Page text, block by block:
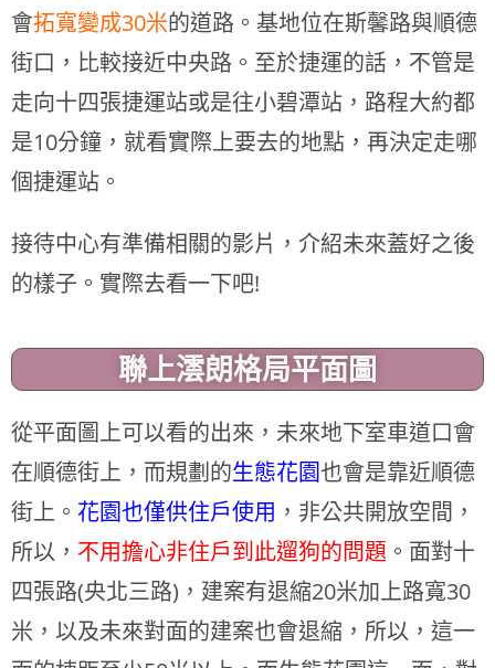
會拓寬變成30米的道路。基地位在斯馨路與順德
街口，比較接近中央路。至於捷運的話，不管是
走向十四張捷運站或是往小碧潭站，路程大約都
是10分鐘，就看實際上要去的地點，再決定走哪
個捷運站。
接待中心有準備相關的影片，介紹未來蓋好之後
的樣子。實際去看一下吧!
聯上澐朗格局平面圖
從平面圖上可以看的出來，未來地下室車道口會
在順德街上，而規劃的生態花園也會是靠近順德
街上。 花園也僅供住戶使用 ，非公共開放空間，
所以， 不用擔心非住戶到此遛狗的問題 。面對十
四張路(央北三路)，建案有退縮20米加上路寬30
米，以及未來對面的建案也會退縮，所以，這一